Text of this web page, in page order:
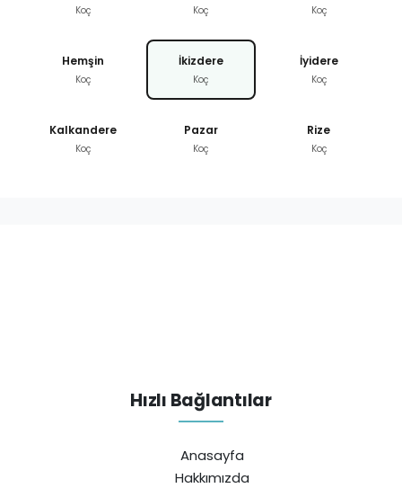
Koç Koç Koç
Hemşin
Koç
İkizdere
Koç
İyidere
Koç
Kalkandere
Koç
Pazar
Koç
Rize
Koç
Hızlı Bağlantılar
Anasayfa
Hakkımızda